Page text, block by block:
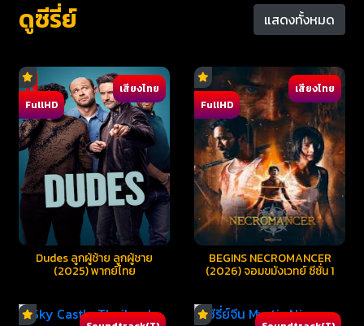
ดูซีรี่ย์ แสดงทั้งหมด
FullHD
เสียงไทย
Dudes ลูกผู้ช้าย ลูกผู้ชาย
(2025) พากย์ไทย
FullHD
เสียงไทย
BEGINS NECROMANCER
(2026) จอมขมังเวทย์ ซีซั่น 1